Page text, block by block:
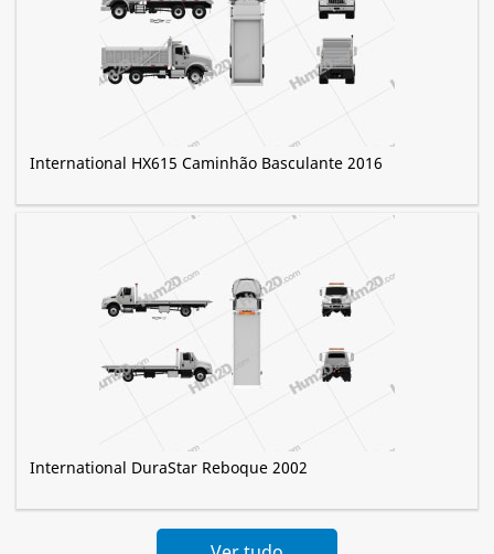
International HX615 Caminhão Basculante 2016
International DuraStar Reboque 2002